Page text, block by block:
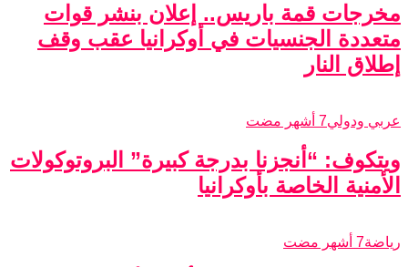
مخرجات قمة باريس.. إعلان بنشر قوات
متعددة الجنسيات في أوكرانيا عقب وقف
إطلاق النار
عربي ودولي7 أشهر مضت
ويتكوف: “أنجزنا بدرجة كبيرة” البروتوكولات
الأمنية الخاصة بأوكرانيا
رياضة7 أشهر مضت